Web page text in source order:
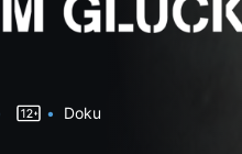
Doku